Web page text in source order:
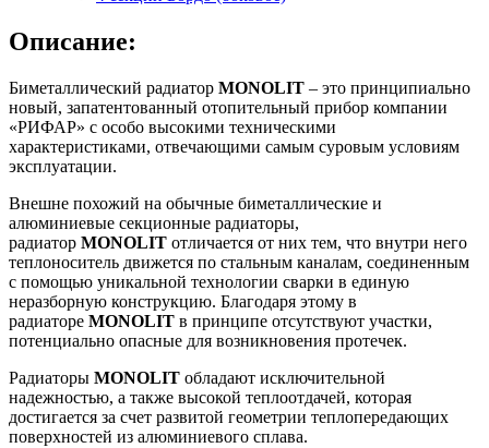
Описание:
Биметаллический радиатор MONOLIT – это принципиально
новый, запатентованный отопительный прибор компании
«РИФАР» с особо высокими техническими
характеристиками, отвечающими самым суровым условиям
эксплуатации.
Внешне похожий на обычные биметаллические и
алюминиевые секционные радиаторы,
радиатор MONOLIT отличается от них тем, что внутри него
теплоноситель движется по стальным каналам, соединенным
с помощью уникальной технологии сварки в единую
неразборную конструкцию. Благодаря этому в
радиаторе MONOLIT в принципе отсутствуют участки,
потенциально опасные для возникновения протечек.
Радиаторы MONOLIT обладают исключительной
надежностью, а также высокой теплоотдачей, которая
достигается за счет развитой геометрии теплопередающих
поверхностей из алюминиевого сплава.